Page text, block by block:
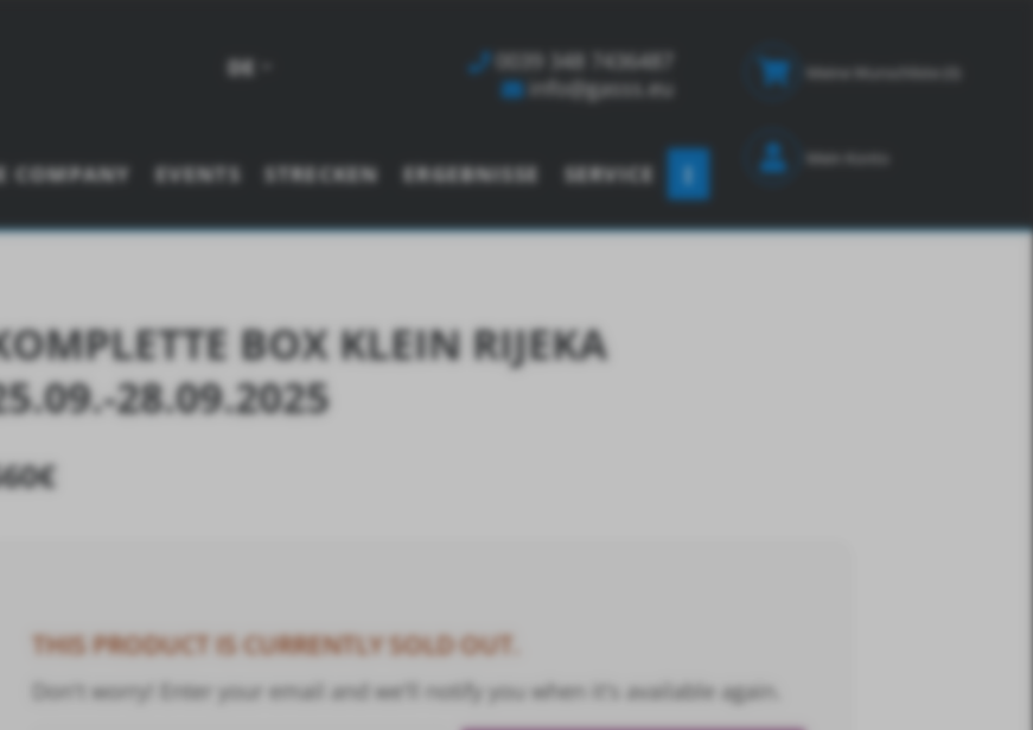
DE
0039 348 7436487
info@gasss.eu
COMPANY EVENTS STRECKEN ERGEBNISSE SERVICE
Meine Wunschliste
Mein Konto
BOX KLEIN RIJEKA
28.09.2025
€
THIS PRODUCT IS CURRENTLY SOLD OUT.
Don't worry! Enter your email and we'll notify you when it's available again.